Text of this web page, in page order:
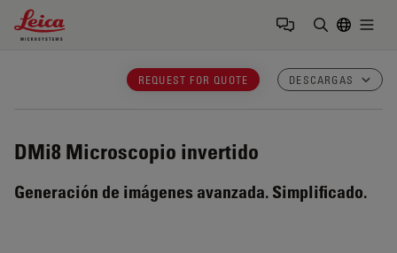
Leica Microsystems Logo
REQUEST FOR QUOTE DESCARGAS
DMi8 Microscopio invertido
Generación de imágenes avanzada. Simplificado.